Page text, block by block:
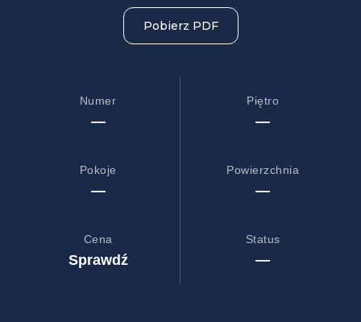
Pobierz PDF
Numer
—
Piętro
—
Pokoje
—
Powierzchnia
—
Cena
Sprawdź
Status
—